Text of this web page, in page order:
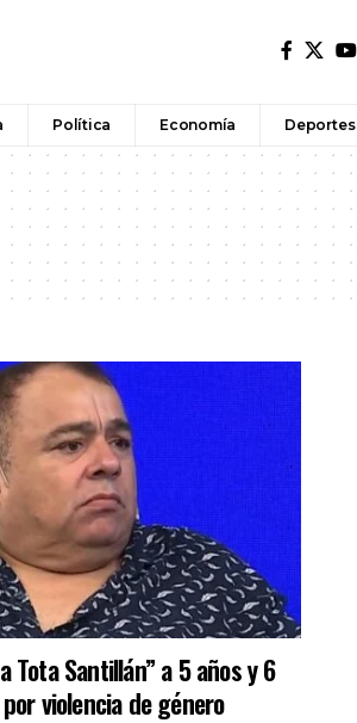
Política Economía Deportes
Tota Santillán” a 5 años y 6
violencia de género